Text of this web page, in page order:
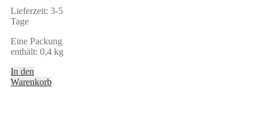
Lieferzeit: 3-5
Tage
Eine Packung
enthält: 0,4 kg
In den
Warenkorb